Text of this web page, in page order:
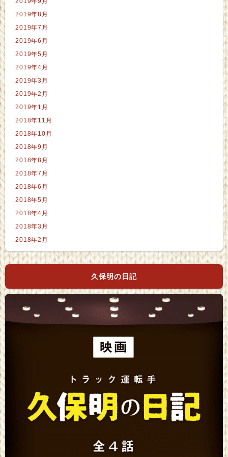
2019年8月
2019年7月
2019年6月
2019年5月
2019年4月
2019年3月
2019年2月
2019年1月
2018年11月
2018年10月
2018年9月
2018年8月
2018年7月
2018年6月
2018年5月
2018年4月
2018年3月
2018年2月
久保明の日記